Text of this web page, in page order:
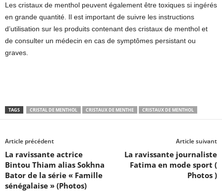
Les cristaux de menthol peuvent également être toxiques si ingérés
en grande quantité. Il est important de suivre les instructions
d’utilisation sur les produits contenant des cristaux de menthol et
de consulter un médecin en cas de symptômes persistant ou
graves.
TAGS CRISTAL DE MENTHOL CRISTAUX DE MENTHE CRISTAUX DE MENTHOL
Article précédent
La ravissante actrice
Bintou Thiam alias Sokhna
Bator de la série « Famille
sénégalaise » (Photos)
Article suivant
La ravissante journaliste
Fatima en mode sport (
Photos )